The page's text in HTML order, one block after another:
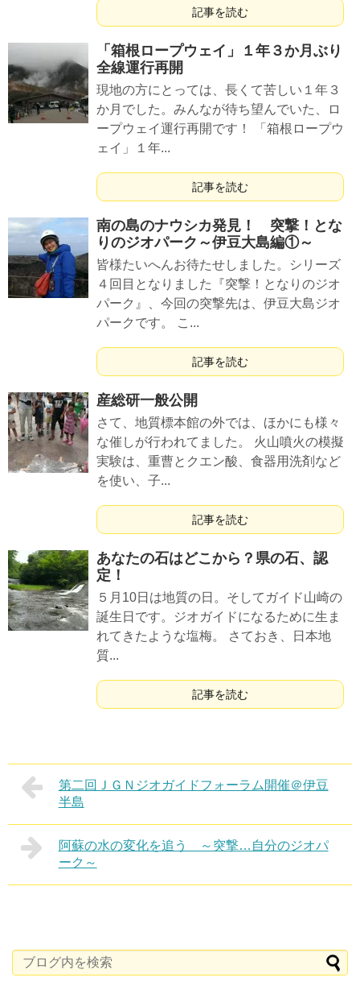
記事を読む
「箱根ロープウェイ」１年３か月ぶり
全線運行再開
現地の方にとっては、長くて苦しい１年３
か月でした。みんなが待ち望んでいた、ロ
ープウェイ運行再開です！ 「箱根ロープウ
ェイ」１年...
記事を読む
南の島のナウシカ発見！ 突撃！とな
りのジオパーク～伊豆大島編①～
皆様たいへんお待たせしました。シリーズ
４回目となりました『突撃！となりのジオ
パーク』、今回の突撃先は、伊豆大島ジオ
パークです。 こ...
記事を読む
産総研一般公開
さて、地質標本館の外では、ほかにも様々
な催しが行われてました。 火山噴火の模擬
実験は、重曹とクエン酸、食器用洗剤など
を使い、子...
記事を読む
あなたの石はどこから？県の石、認
定！
５月10日は地質の日。そしてガイド山崎の
誕生日です。ジオガイドになるために生ま
れてきたような塩梅。 さておき、日本地
質...
記事を読む
第二回ＪＧＮジオガイドフォーラム開催＠伊豆
半島
阿蘇の水の変化を追う ～突撃…自分のジオパ
ーク～